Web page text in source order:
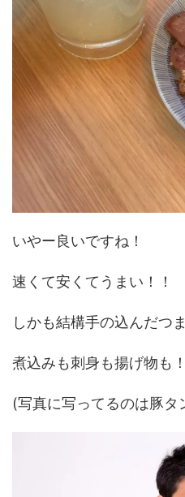
いやー良いですね！
速くて安くてうまい！！
しかも結構手の込んだつ
煮込みも刺身も揚げ物も！
(写真に写ってるのは豚タ